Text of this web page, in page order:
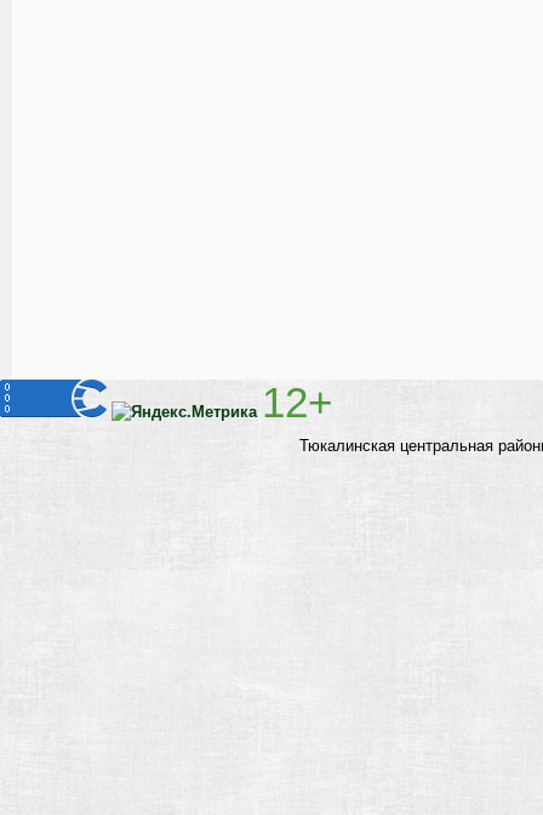
12+
Тюкалинская центральная